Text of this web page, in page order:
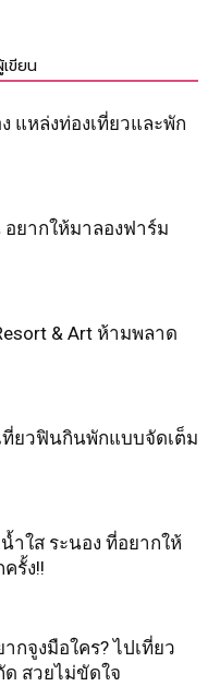
ขียน
แหล่งท่องเที่ยวและพัก
ยากให้มาลองฟาร์ม
& Art ห้ามพลาด
ที่ยวฟินกินพักแบบจัดเต็ม
ำใส ระนอง ที่อยากให้
รั้ง!!
กจูงมือใคร? ไปเที่ยว
สวยไม่ขัดใจ